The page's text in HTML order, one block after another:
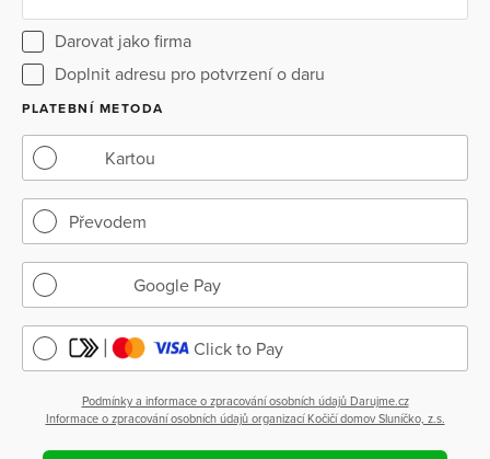
Darovat jako firma
Doplnit adresu pro potvrzení o daru
PLATEBNÍ METODA
Kartou
Převodem
Google Pay
Click to Pay
Podmínky a informace o zpracování osobních údajů Darujme.cz
Informace o zpracování osobních údajů organizací Kočičí domov Sluníčko, z.s.